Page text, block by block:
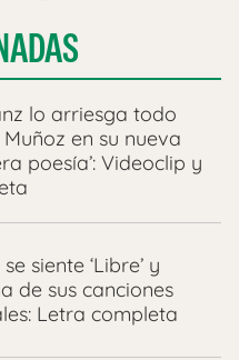
lo arriesga todo
en su nueva
poesía’: Videoclip y
siente ‘Libre’ y
de sus canciones
Letra completa